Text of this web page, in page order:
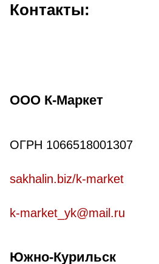
Контакты:
ООО К-Маркет
ОГРН 1066518001307
sakhalin.biz/k-market
k-market_yk@mail.ru
Южно-Курильск